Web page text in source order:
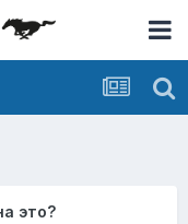
это?